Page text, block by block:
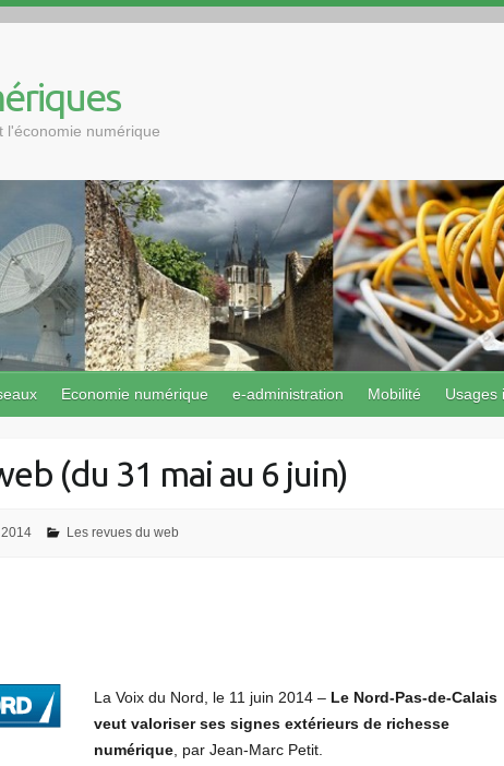
l'économie numérique
Economie numérique e-administration Mobilité Usages
(du 31 mai au 6 juin)
Les revues du web
La Voix du Nord, le 11 juin 2014 – Le Nord-Pas-de-Calais
veut valoriser ses signes extérieurs de richesse
numérique , par Jean-Marc Petit.